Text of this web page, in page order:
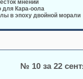
мнений
для Кара-оола
в эпоху двойной морали
№ 10 за 22